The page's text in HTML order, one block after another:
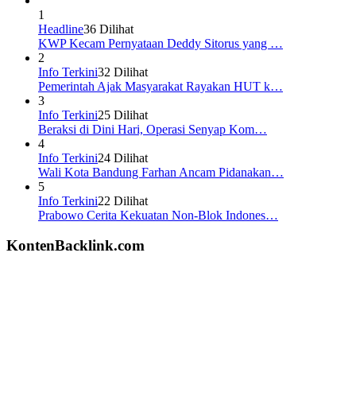
1
Headline36 Dilihat
KWP Kecam Pernyataan Deddy Sitorus yang …
2
Info Terkini32 Dilihat
Pemerintah Ajak Masyarakat Rayakan HUT k…
3
Info Terkini25 Dilihat
Beraksi di Dini Hari, Operasi Senyap Kom…
4
Info Terkini24 Dilihat
Wali Kota Bandung Farhan Ancam Pidanakan…
5
Info Terkini22 Dilihat
Prabowo Cerita Kekuatan Non-Blok Indones…
KontenBacklink.com